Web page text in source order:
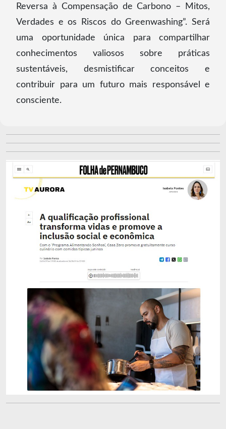
Reversa à Compensação de Carbono – Mitos,
Verdades e os Riscos do Greenwashing”. Será
uma oportunidade única para compartilhar
conhecimentos valiosos sobre práticas
sustentáveis, desmistificar conceitos e
contribuir para um futuro mais responsável e
consciente.